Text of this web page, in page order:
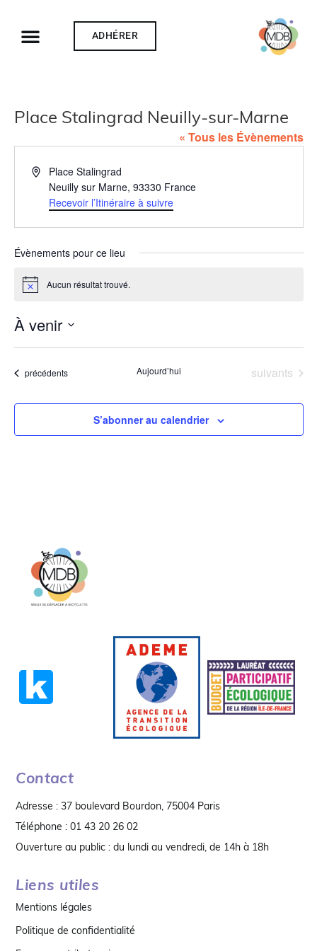
ADHÉRER
Place Stalingrad Neuilly-sur-Marne
« Tous les Évènements
AdressePlace Stalingrad
Neuilly sur Marne, 93330 France
Recevoir l’Itinéraire à suivre
Évènements pour ce lieu
Notice Aucun résultat trouvé.
À venir
une
Évènements
précédents Aujourd’hui Évènements
suivants
S’abonner au calendrier
Contact
Adresse : 37 boulevard Bourdon, 75004 Paris
Téléphone : 01 43 20 26 02
Ouverture au public : du lundi au vendredi, de 14h à 18h
Liens utiles
Mentions légales
Politique de confidentialité